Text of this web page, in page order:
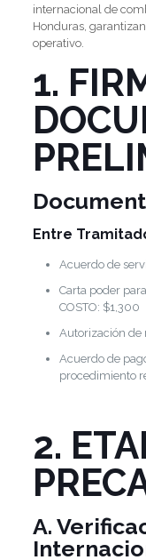
internacional de
Honduras,
operativo.
1.
Entre
Acuerdo de
Carta poder
COSTO: $1,300
Autorización de
Acuerdo de
procedimiento
2.
A.